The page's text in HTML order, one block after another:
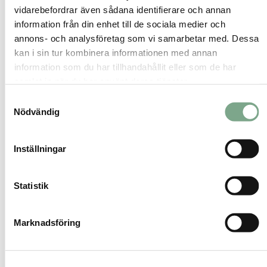
vidarebefordrar även sådana identifierare och annan
information från din enhet till de sociala medier och
annons- och analysföretag som vi samarbetar med. Dessa
kan i sin tur kombinera informationen med annan
information som du har tillhandahållit eller som de har
Nödvändig
Inställningar
Statistik
Marknadsföring
Termografering
klimatskalet med hjälp av
Läs mer och beställ
En enkel process från start
till färdigt underlag